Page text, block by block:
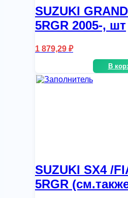
SUZUKI
5RGR 2005-, шт
1 879,29 ₽
В
SUZUKI SX4 /
5RGR